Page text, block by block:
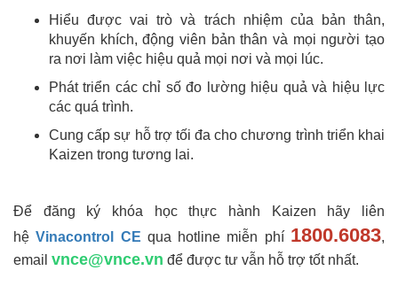
Hiểu được vai trò và trách nhiệm của bản thân,
khuyến khích, động viên bản thân và mọi người tạo
ra nơi làm việc hiệu quả mọi nơi và mọi lúc.
Phát triển các chỉ số đo lường hiệu quả và hiệu lực
các quá trình.
Cung cấp sự hỗ trợ tối đa cho chương trình triển khai
Kaizen trong tương lai.
Để đăng ký khóa học thực hành Kaizen hãy liên
hệVinacontrol CE qua hotline miễn phí 1800.6083,
email vnce@vnce.vn để được tư vẫn hỗ trợ tốt nhất.